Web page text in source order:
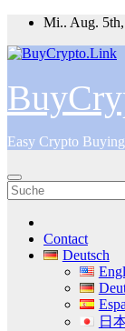
Zum
springen
Mi.. Aug.
Easy Crypto Buying
Contact
Deutsch
日